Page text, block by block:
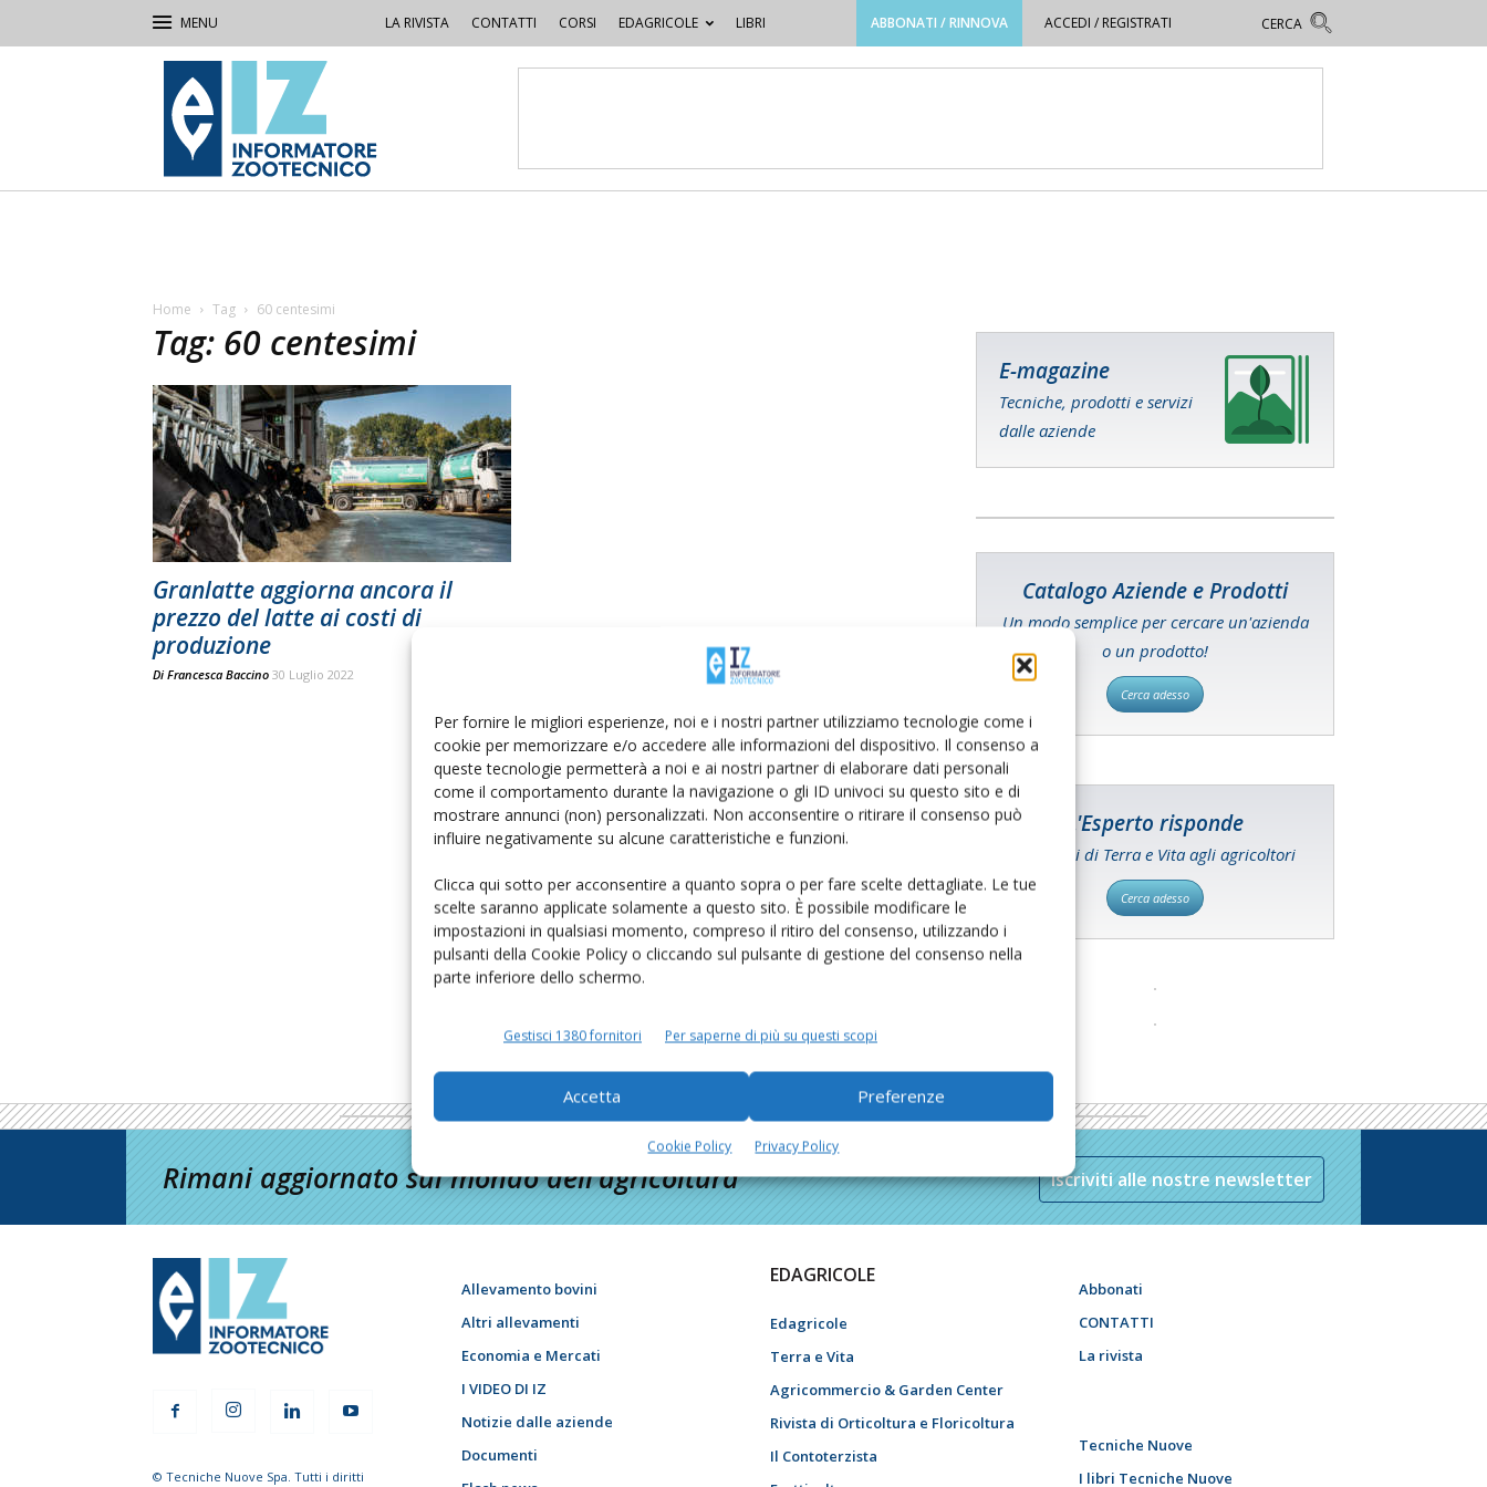
Per fornire le migliori esperienze, noi e i nostri partner utilizziamo tecnologie come i
cookie per memorizzare e/o accedere alle informazioni del dispositivo. Il consenso a
queste tecnologie permetterà a noi e ai nostri partner di elaborare dati personali
come il comportamento durante la navigazione o gli ID univoci su questo sito e di
mostrare annunci (non) personalizzati. Non acconsentire o ritirare il consenso può
influire negativamente su alcune caratteristiche e funzioni.
Clicca qui sotto per acconsentire a quanto sopra o per fare scelte dettagliate. Le tue
scelte saranno applicate solamente a questo sito. È possibile modificare le
impostazioni in qualsiasi momento, compreso il ritiro del consenso, utilizzando i
pulsanti della Cookie Policy o cliccando sul pulsante di gestione del consenso nella
parte inferiore dello schermo.
Gestisci 1380 fornitori Per saperne di più su questi scopi
Accetta Preferenze
Cookie Policy Privacy Policy
LA RIVISTA CONTATTI CORSI EDAGRICOLE LIBRI ABBONATI / RINNOVA ACCEDI / REGISTRATI
IZ
Informatore
Zootecnico
Home Tag 60 centesimi
Tag: 60 centesimi
Granlatte aggiorna ancora il
prezzo del latte ai costi di
produzione
Di Francesca Baccino 30 Luglio 2022
E-magazine
Tecniche, prodotti e servizi
dalle aziende
Catalogo Aziende e Prodotti
Un modo semplice per cercare un'azienda
o un prodotto!
Cerca adesso
L'Esperto risponde
I consigli di Terra e Vita agli agricoltori
Cerca adesso
Rimani aggiornato sul mondo dell’agricoltura Iscriviti alle nostre newsletter
© Tecniche Nuove Spa. Tutti i diritti
Allevamento bovini
Altri allevamenti
Economia e Mercati
I VIDEO DI IZ
Notizie dalle aziende
Documenti
EDAGRICOLE
Edagricole
Terra e Vita
Agricommercio & Garden Center
Rivista di Orticoltura e Floricoltura
Il Contoterzista
Abbonati
CONTATTI
La rivista
Tecniche Nuove
I libri Tecniche Nuove